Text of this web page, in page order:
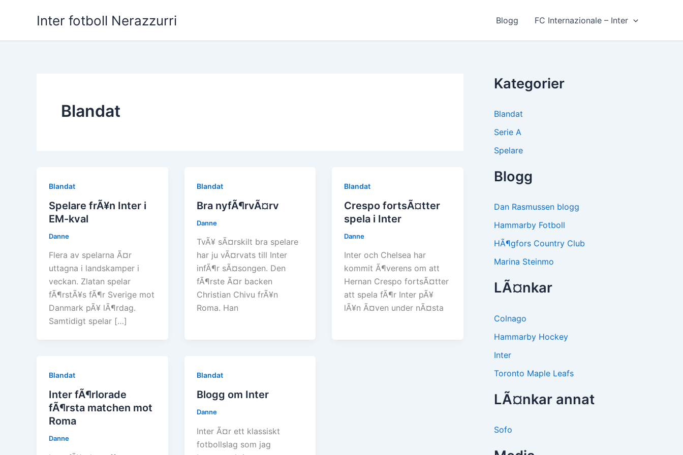
Inter fotboll Nerazzurri Blogg FC Internazionale – Inter
Blandat
Blandat
Spelare frÃ¥n Inter i
EM-kval
Danne
Flera av spelarna Ã¤r
uttagna i landskamper i
veckan. Zlatan spelar
fÃ¶rstÃ¥s fÃ¶r Sverige mot
Danmark pÃ¥ lÃ¶rdag.
Samtidigt spelar […]
Blandat
Bra nyfÃ¶rvÃ¤rv
Danne
TvÃ¥ sÃ¤rskilt bra spelare
har ju vÃ¤rvats till Inter
infÃ¶r sÃ¤songen. Den
fÃ¶rste Ã¤r backen
Christian Chivu frÃ¥n
Roma. Han
Blandat
Crespo fortsÃ¤tter
spela i Inter
Danne
Inter och Chelsea har
kommit Ã¶verens om att
Hernan Crespo fortsÃ¤tter
att spela fÃ¶r Inter pÃ¥
lÃ¥n Ã¤ven under nÃ¤sta
Blandat
Inter fÃ¶rlorade
fÃ¶rsta matchen mot
Roma
Danne
Blandat
Blogg om Inter
Danne
Inter Ã¤r ett klassiskt
fotbollslag som jag
Kategorier
Blandat
Serie A
Spelare
Blogg
Dan Rasmussen blogg
Hammarby Fotboll
HÃ¶gfors Country Club
Marina Steinmo
LÃ¤nkar
Colnago
Hammarby Hockey
Inter
Toronto Maple Leafs
LÃ¤nkar annat
Sofo